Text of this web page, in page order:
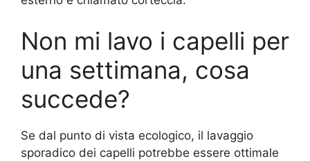
Non mi lavo i capelli per
una settimana, cosa
succede?
Se dal punto di vista ecologico, il lavaggio
sporadico dei capelli potrebbe essere ottimale